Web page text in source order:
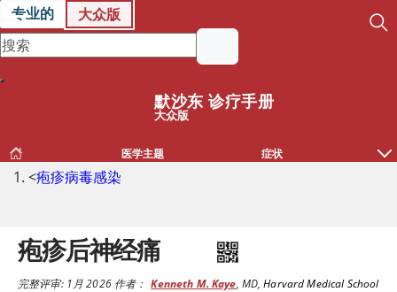
专业的 大众版
默沙东 诊疗手册
大众版
医学主题 症状
<疱疹病毒感染
疱疹后神经痛
完整评审:1月 2026作者： Kenneth M. Kaye, MD,Harvard Medical School